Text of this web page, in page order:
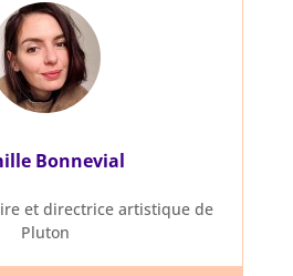
Bonnevial
et directrice artistique de
Pluton